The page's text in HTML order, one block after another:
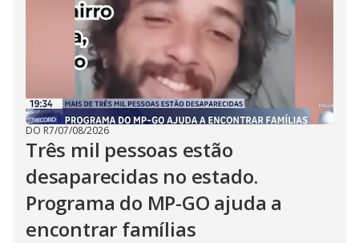
DO R7/07/08/2026
Três mil pessoas estão
desaparecidas no estado.
Programa do MP-GO ajuda a
encontrar famílias